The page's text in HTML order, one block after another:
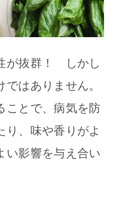
が抜群！ しかし
はありません。
ことで、病気を防
り、味や香りがよ
い影響を与え合い